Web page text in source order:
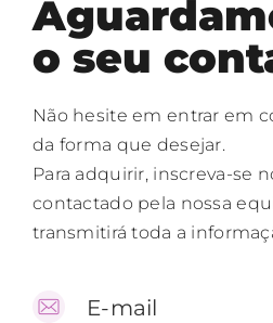
Parceiros
Contactos
PT
o seu
Não hesite em entrar em
da forma que desejar.
Para adquirir, inscreva-se
contactado pela nossa
transmitirá toda a
E-mail